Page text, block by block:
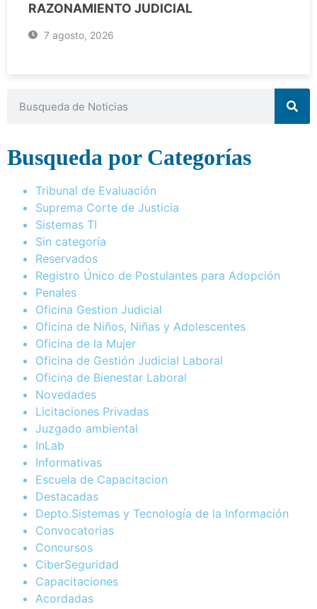
RAZONAMIENTO JUDICIAL
7 agosto, 2026
Busqueda por Categorías
Tribunal de Evaluación
Suprema Corte de Justicia
Sistemas TI
Sin categoría
Reservados
Registro Único de Postulantes para Adopción
Penales
Oficina Gestion Judicial
Oficina de Niños, Niñas y Adolescentes
Oficina de la Mujer
Oficina de Gestión Judicial Laboral
Oficina de Bienestar Laboral
Novedades
Licitaciones Privadas
Juzgado ambiental
InLab
Informativas
Escuela de Capacitacion
Destacadas
Depto.Sistemas y Tecnología de la Información
Convocatorias
Concursos
CiberSeguridad
Capacitaciones
Acordadas